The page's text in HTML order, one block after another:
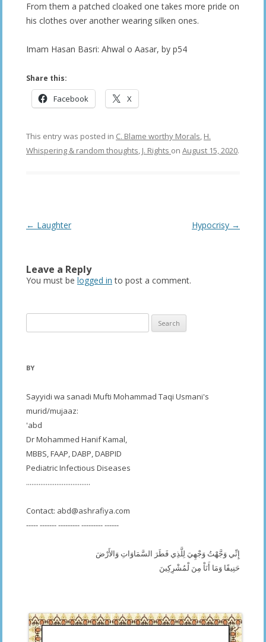
From them a patched cloaked one takes more pride on
his clothes over another wearing silken ones.
Imam Hasan Basri: Ahwal o Aasar, by p54
Share this:
Facebook X
This entry was posted in C. Blame worthy Morals, H.
Whispering & random thoughts, J. Rights on August 15, 2020.
Post
← Laughter Hypocrisy →
Leave a Reply
You must be logged in to post a comment.
for:
BY
Sayyidi wa sanadi Mufti Mohammad Taqi Usmani's
murid/mujaaz:
'abd
Dr Mohammed Hanif Kamal,
MBBS, FAAP, DABP, DABPID
Pediatric Infectious Diseases
....................................
Contact: abd@ashrafiya.com
----- ------- --------- --------- ------
إِنِّي وَجَّهْتُ وَجْهِيَ لِلَّذِي فَطَرَ السَّمَاوَاتِ وَالأَرْضَ
حَنِيفًا وَمَا أَنَاْ مِنَ لْمُشْرِكِينَ